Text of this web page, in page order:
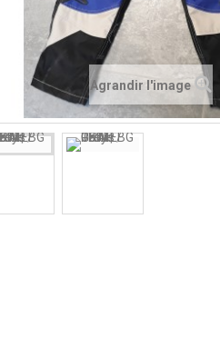
Agrandir l'image